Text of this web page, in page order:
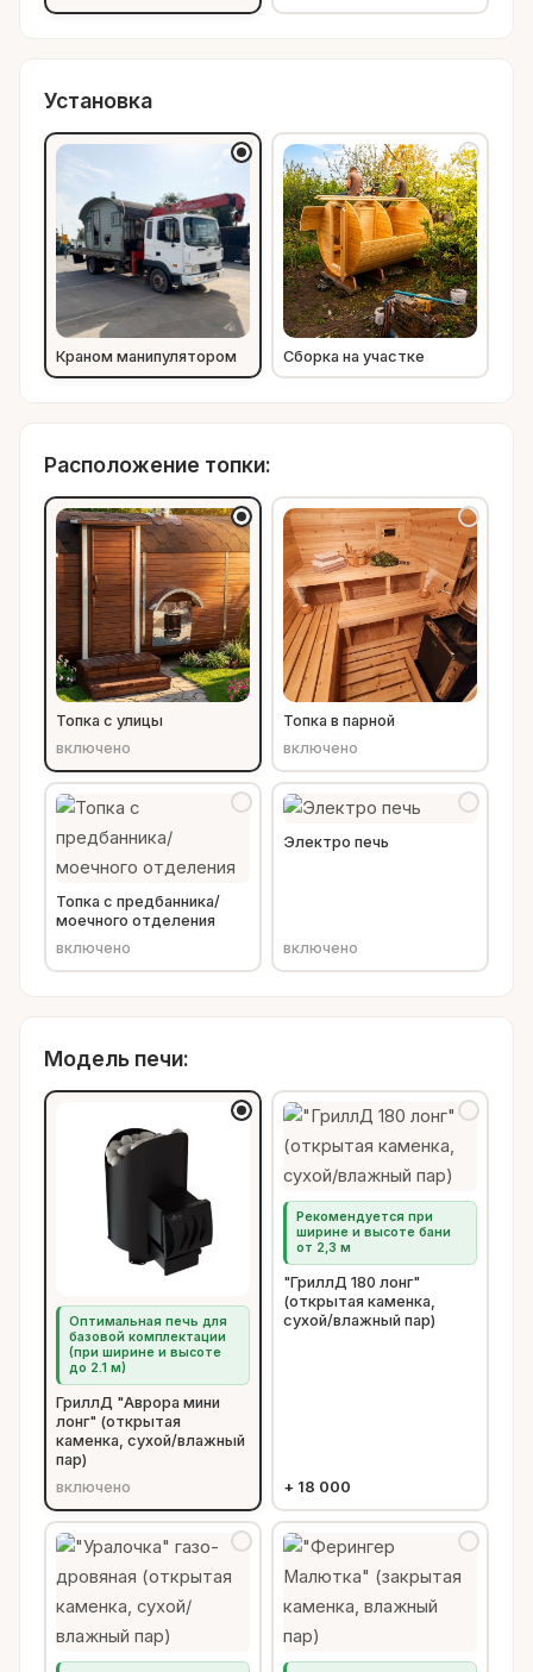
Установка
Краном манипулятором Сборка на участке
Расположение топки:
Топка с улицы
включено
Топка в парной
включено
Топка с предбанника/
моечного отделения
включено
Электро печь
включено
Модель печи:
Оптимальная печь для
базовой комплектации
(при ширине и высоте
до 2.1 м)
ГриллД "Аврора мини
лонг" (открытая
каменка, сухой/влажный
пар)
включено
Рекомендуется при
ширине и высоте бани
от 2,3 м
"ГриллД 180 лонг"
(открытая каменка,
сухой/влажный пар)
+ 18 000